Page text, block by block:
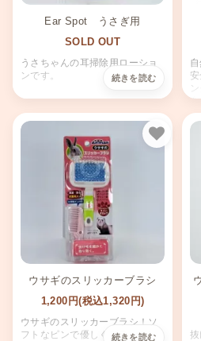
Ear Spot うさぎ用
SOLD OUT
うさちゃんの耳掃除用ローショ
ンです。
ウサギのスリッカーブラシ
1,200円(税込1,320円)
ウサギのスリッカーブラシ！ソ
フトなピンで優しくブラッシン
お気に入